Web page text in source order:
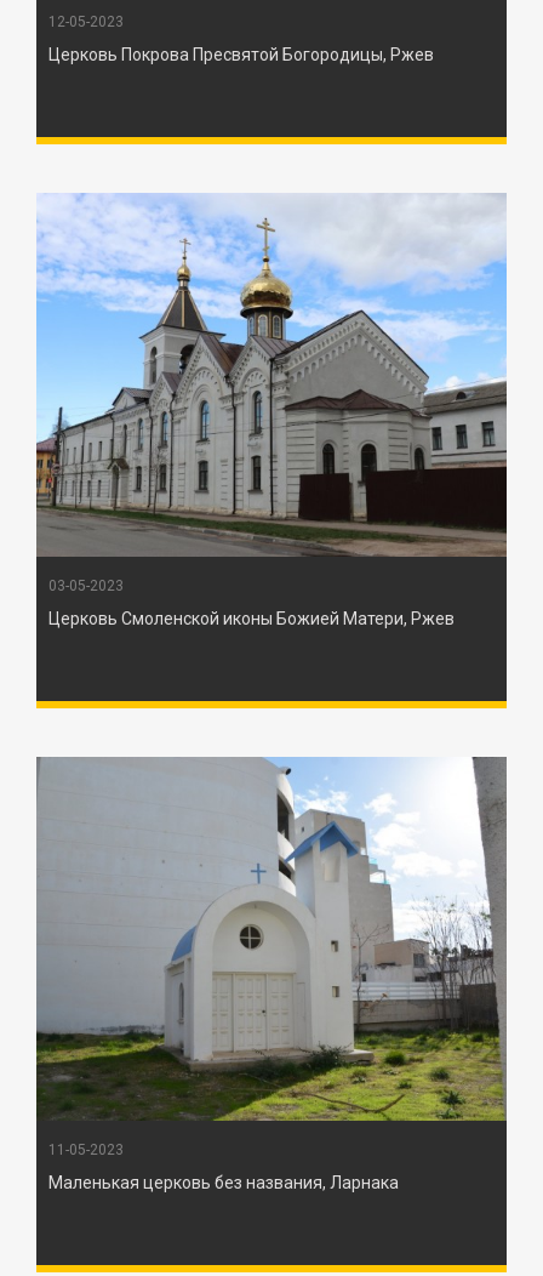
12-05-2023
Церковь Покрова Пресвятой Богородицы, Ржев
03-05-2023
Церковь Смоленской иконы Божией Матери, Ржев
11-05-2023
Маленькая церковь без названия, Ларнака